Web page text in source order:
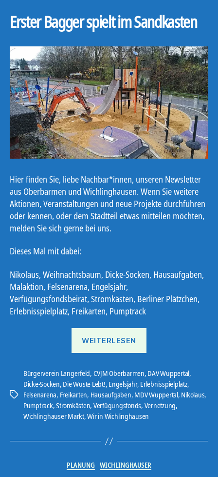
Erster Bagger spielt im Sandkasten
Hier finden Sie, liebe Nachbar*innen, unseren Newsletter
aus Oberbarmen und Wichlinghausen. Wenn Sie weitere
Aktionen, Veranstaltungen und neue Projekte durchführen
oder kennen, oder dem Stadtteil etwas mitteilen möchten,
melden Sie sich gerne bei uns.
Dieses Mal mit dabei:
Nikolaus, Weihnachtsbaum, Dicke-Socken, Hausaufgaben,
Malaktion, Felsenarena, Engelsjahr,
Verfügungsfondsbeirat, Stromkästen, Berliner Plätzchen,
Erlebnisspielplatz, Freikarten, Pumptrack
WEITERLESEN
Schlagwörter
Bürgerverein Langerfeld, CVJM Oberbarmen, DAV Wuppertal,
Dicke-Socken, Die Wüste Lebt!, Engelsjahr, Erlebnisspielplatz,
Felsenarena, Freikarten, Hausaufgaben, MDV Wuppertal, Nikolaus,
Pumptrack,Stromkästen, Verfügungsfonds, Vernetzung,
Wichlinghauser Markt,Wir in Wichlinghausen
Kategorien
PLANUNG WICHLINGHAUSER